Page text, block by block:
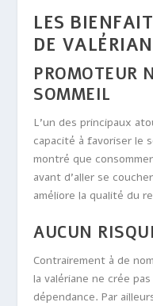
LES
DE
PROMOTEUR
SOMMEIL
L’un des principaux
capacité à favoriser le
montré que
avant d’aller se
améliore la qualité du
AUCUN
Contrairement à de
la valériane ne crée
dépendance. Par